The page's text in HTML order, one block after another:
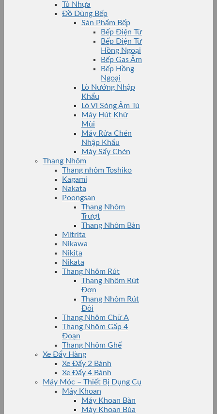
Tủ Nhựa
Đồ Dùng Bếp
Sản Phẩm Bếp
Bếp Điện Từ
Bếp Điện Từ
Hồng Ngoại
Bếp Gas Âm
Bếp Hồng
Ngoại
Lò Nướng Nhập
Khẩu
Lò Vi Sóng Âm Tủ
Máy Hút Khử
Mùi
Máy Rửa Chén
Nhập Khẩu
Máy Sấy Chén
Thang Nhôm
Thang nhôm Toshiko
Kagami
Nakata
Poongsan
Thang Nhôm
Trượt
Thang Nhôm Bàn
Mitrita
Nikawa
Nikita
Nikata
Thang Nhôm Rút
Thang Nhôm Rút
Đơn
Thang Nhôm Rút
Đôi
Thang Nhôm Chữ A
Thang Nhôm Gấp 4
Đoạn
Thang Nhôm Ghế
Xe Đẩy Hàng
Xe Đẩy 2 Bánh
Xe Đẩy 4 Bánh
Máy Móc – Thiết Bị Dụng Cụ
Máy Khoan
Máy Khoan Bàn
Máy Khoan Búa